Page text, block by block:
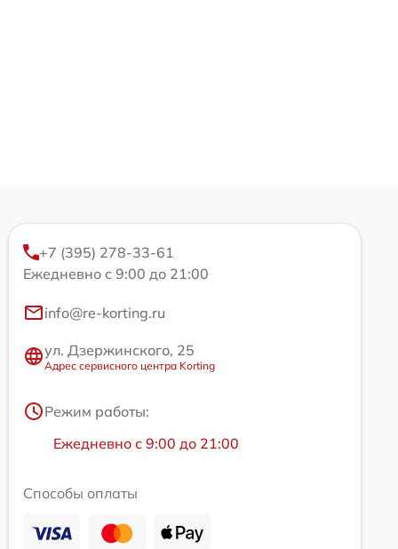
+7 (395) 278-33-61
Ежедневно с 9:00 до 21:00
info@re-korting.ru
ул. Дзержинского, 25
Адрес сервисного центра Korting
Режим работы:
Ежедневно с 9:00 до 21:00
Способы оплаты